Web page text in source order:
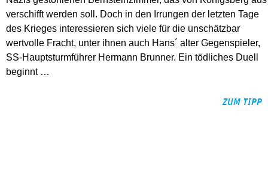
verschifft werden soll. Doch in den Irrungen der letzten Tage
des Krieges interessieren sich viele für die unschätzbar
wertvolle Fracht, unter ihnen auch Hans´ alter Gegenspieler,
SS-Hauptsturmführer Hermann Brunner. Ein tödliches Duell
beginnt …
ZUM TIPP